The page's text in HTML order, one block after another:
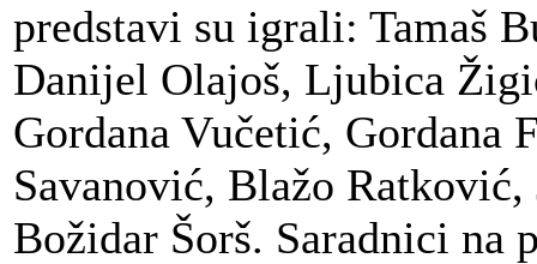
predstavi su igrali: Tamaš
Danijel Olajoš, Ljubica
Gordana Vučetić, Gordana
Savanović, Blažo
Božidar Šorš. Saradnici